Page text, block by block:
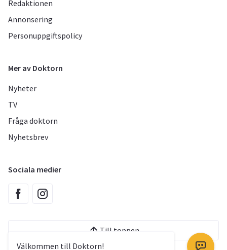
Välkommen till Doktorn!
Redaktionen
Annonsering
Personuppgiftspolicy
Mer av Doktorn
Nyheter
TV
Fråga doktorn
Nyhetsbrev
Sociala medier
Till toppen